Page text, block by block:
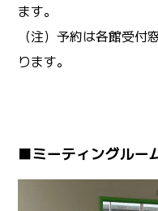
ます。
（注）予約は各館受
ります。
■ミーティングルー